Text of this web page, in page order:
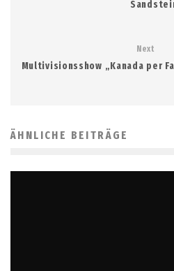
Next
Multivisionsshow „Kanada per
ÄHNLICHE BEITRÄGE